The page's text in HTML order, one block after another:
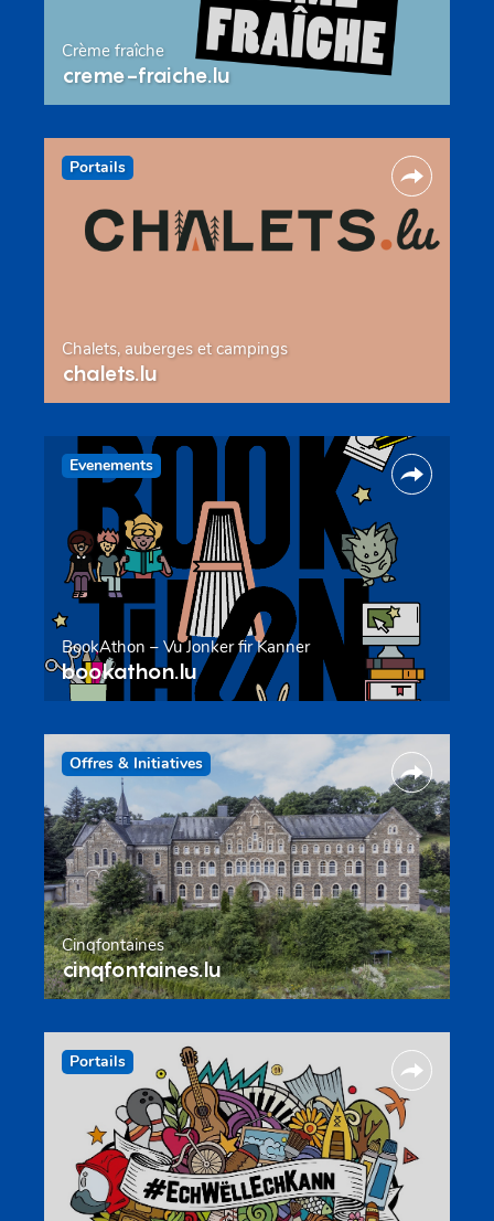
Crème fraîche
creme-fraiche.lu
Portails
Chalets, auberges et campings
chalets.lu
Evenements
BookAthon – Vu Jonker fir Kanner
bookathon.lu
Offres & Initiatives
Cinqfontaines
cinqfontaines.lu
Portails